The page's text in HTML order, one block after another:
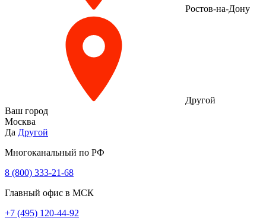
Ростов-на-Дону
Другой
Ваш город
Москва
Да Другой
Многоканальный по РФ
8 (800) 333‑21-68
Главный офис в МСК
+7 (495) 120-44-92